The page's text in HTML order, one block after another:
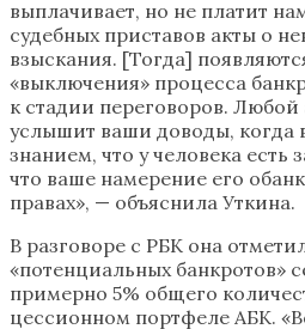
выплачивает, но не платит
судебных приставов акты о
взыскания. [Тогда]
«выключения» процесса
к стадии переговоров.
услышит ваши доводы, когда
знанием, что у человека есть
что ваше намерение его
правах», — объяснила Уткина.
В разговоре с РБК она
«потенциальных банкротов»
примерно 5% общего
цессионном портфеле АБК.